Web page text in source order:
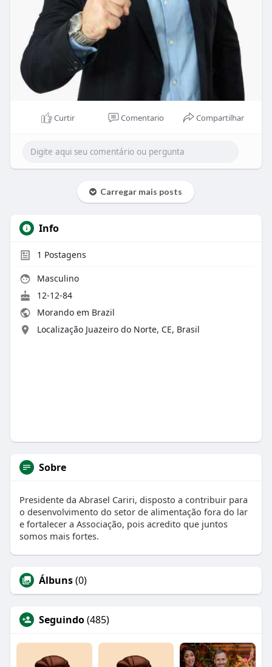
Curtir Comentario Compartilhar
Carregar mais posts
Info
1 Postagens
Masculino
12-12-84
Morando em Brazil
Localização Juazeiro do Norte, CE, Brasil
Sobre
Presidente da Abrasel Cariri, disposto a contribuir para
o desenvolvimento do setor de alimentação fora do lar
e fortalecer a Associação, pois acredito que juntos
somos mais fortes.
Álbuns(0)
Seguindo(485)